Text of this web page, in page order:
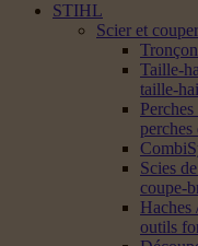
STIHL
Scier et couper
Taille-
taille-
perches
Scies
coupe-
Haches
outils